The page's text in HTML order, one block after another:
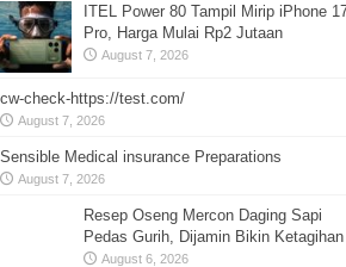
ITEL Power 80 Tampil Mirip iPhone
Pro, Harga Mulai Rp2 Jutaan
August 7, 2026
cw-check-https://test.com/
August 7, 2026
Sensible Medical insurance Preparations
August 7, 2026
Resep Oseng Mercon Daging Sapi
Pedas Gurih, Dijamin Bikin Ketagihan
August 6, 2026